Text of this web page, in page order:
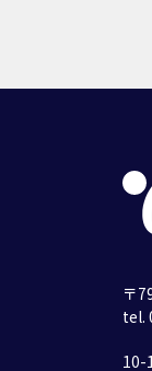
〒
tel.
10-